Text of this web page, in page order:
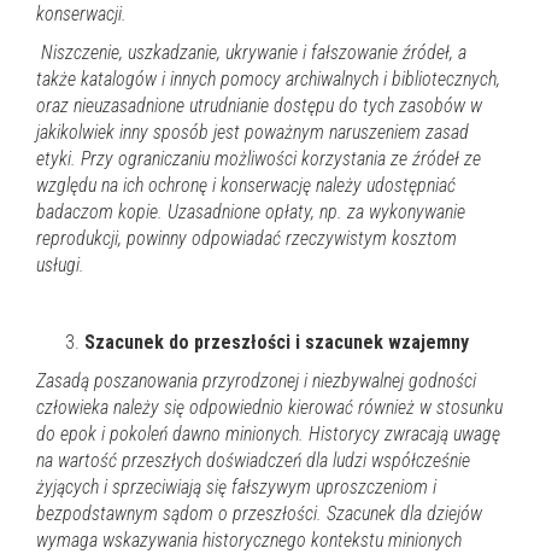
konserwacji.
Niszczenie, uszkadzanie, ukrywanie i fałszowanie źródeł, a
także katalogów i innych pomocy archiwalnych i bibliotecznych,
oraz nieuzasadnione utrudnianie dostępu do tych zasobów w
jakikolwiek inny sposób jest poważnym naruszeniem zasad
etyki. Przy ograniczaniu możliwości korzystania ze źródeł ze
względu na ich ochronę i konserwację należy udostępniać
badaczom kopie. Uzasadnione opłaty, np. za wykonywanie
reprodukcji, powinny odpowiadać rzeczywistym kosztom
usługi.
Szacunek do przeszłości i szacunek wzajemny
Zasadą poszanowania przyrodzonej i niezbywalnej godności
człowieka należy się odpowiednio kierować również w stosunku
do epok i pokoleń dawno minionych. Historycy zwracają uwagę
na wartość przeszłych doświadczeń dla ludzi współcześnie
żyjących i sprzeciwiają się fałszywym uproszczeniom i
bezpodstawnym sądom o przeszłości. Szacunek dla dziejów
wymaga wskazywania historycznego kontekstu minionych